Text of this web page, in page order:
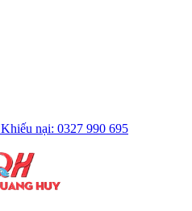
Khiếu nại: 0327 990 695